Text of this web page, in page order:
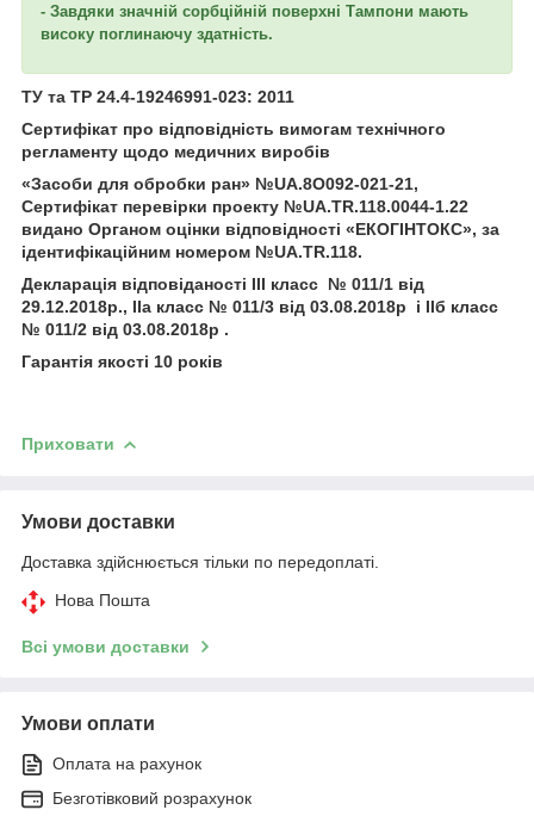
- Завдяки значній сорбційній поверхні Тампони мають
високу поглинаючу здатність.
ТУ та ТР 24.4-19246991-023: 2011
Сертифікат про відповідність вимогам технічного
регламенту щодо медичних виробів
«Засоби для обробки ран» №UA.8O092-021-21,
Сертифікат перевірки проекту №UA.TR.118.0044-1.22
видано Органом оцінки відповідності «ЕКОГІНТОКС», за
ідентифікаційним номером №UA.TR.118.
Декларація відповіданості ІІІ класс № 011/1 від
29.12.2018р., ІІа класс № 011/3 від 03.08.2018р і ІІб класс
№ 011/2 від 03.08.2018р .
Гарантія якості 10 років
Приховати
Умови доставки
Доставка здійснюється тільки по передоплаті.
Нова Пошта
Всі умови доставки
Умови оплати
Оплата на рахунок
Безготівковий розрахунок